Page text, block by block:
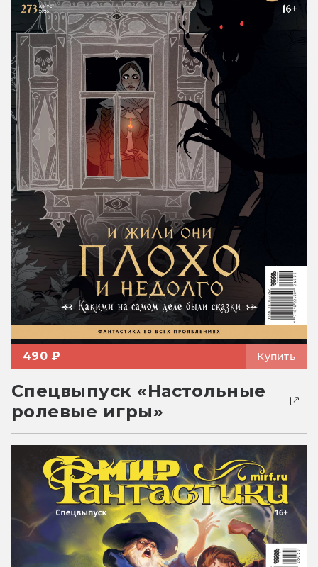
490 ₽ Купить
Спецвыпуск «Настольные
ролевые игры»